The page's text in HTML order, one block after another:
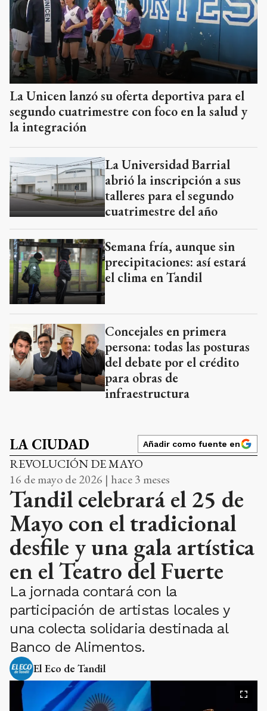
La Unicen lanzó su oferta deportiva para el
segundo cuatrimestre con foco en la salud y
la integración
La Universidad Barrial
abrió la inscripción a sus
talleres para el segundo
cuatrimestre del año
Semana fría, aunque sin
precipitaciones: así estará
el clima en Tandil
Concejales en primera
persona: todas las posturas
del debate por el crédito
para obras de
infraestructura
LA CIUDAD Añadir como fuente en
REVOLUCIÓN DE MAYO
16 de mayo de 2026 | hace 3 meses
Tandil celebrará el 25 de
Mayo con el tradicional
desfile y una gala artística
en el Teatro del Fuerte
La jornada contará con la
participación de artistas locales y
una colecta solidaria destinada al
Banco de Alimentos.
El Eco de Tandil